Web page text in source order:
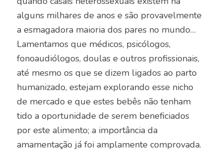
alguns milhares de anos e são provavelmente
a esmagadora maioria dos pares no mundo…
Lamentamos que médicos, psicólogos,
fonoaudiólogos, doulas e outros profissionais,
até mesmo os que se dizem ligados ao parto
humanizado, estejam explorando esse nicho
de mercado e que estes bebês não tenham
tido a oportunidade de serem beneficiados
por este alimento; a importância da
amamentação já foi amplamente comprovada.